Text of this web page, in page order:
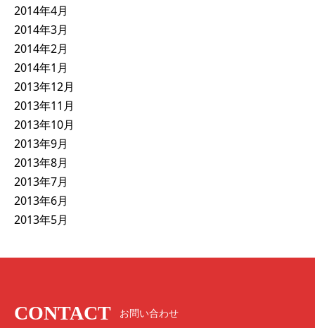
2014年4月
2014年3月
2014年2月
2014年1月
2013年12月
2013年11月
2013年10月
2013年9月
2013年8月
2013年7月
2013年6月
2013年5月
CONTACT お問い合わせ